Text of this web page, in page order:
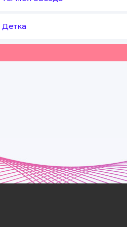
Biram baxtli bo'lardik ey
Gapga kirganida
Rapunzel bo'lardi tanho
Детка